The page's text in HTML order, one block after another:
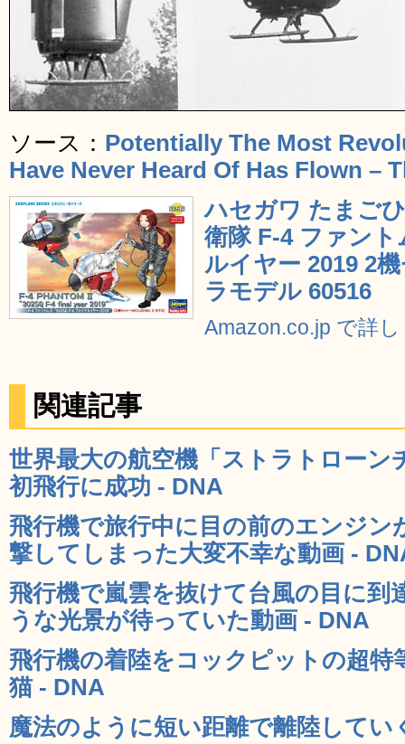
ソース： Potentially The Most
Have Never Heard Of Has Flown –
ハセガワ たまご
衛隊 F-4 ファント
ルイヤー 2019 2
ラモデル 60516
Amazon.co.jp で詳
関連記事
世界最大の航空機「ストラトロー
初飛行に成功 - DNA
飛行機で旅行中に目の前のエンジ
撃してしまった大変不幸な動画 -
飛行機で嵐雲を抜けて台風の目に到
うな光景が待っていた動画 - DNA
飛行機の着陸をコックピットの超特
猫 - DNA
魔法のように短い距離で離陸してい